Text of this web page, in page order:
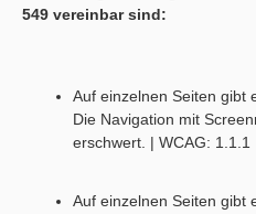
549 vereinbar sind:
Auf einzelnen Seiten gibt
Die Navigation mit
erschwert. | WCAG: 1.1.1
Auf einzelnen Seiten gibt